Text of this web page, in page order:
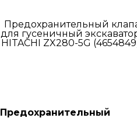
Предохранительный